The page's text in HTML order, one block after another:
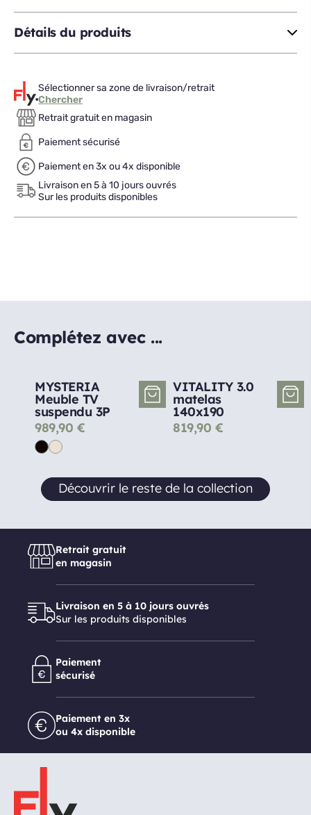
Détails du produits
Sélectionner sa zone de livraison/retrait
Chercher
Retrait gratuit en magasin
Paiement sécurisé
Paiement en 3x ou 4x disponible
Livraison en 5 à 10 jours ouvrés
Sur les produits disponibles
Complétez avec ...
MYSTERIA
Meuble TV
suspendu 3P
989,90 €
VITALITY 3.0
matelas
140x190
819,90 €
Découvrir le reste de la collection
Retrait gratuit
en magasin
Livraison en 5 à 10 jours ouvrés
Sur les produits disponibles
Paiement
sécurisé
Paiement en 3x
ou 4x disponible